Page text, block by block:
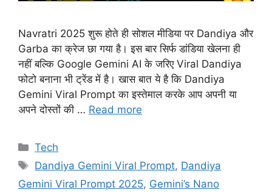
Navratri 2025 शुरू होते ही सोशल मीडिया पर Dandiya और
Garba का क्रेज छा गया है। इस बार सिर्फ डांडिया खेलना ही
नहीं बल्कि Google Gemini AI के जरिए Viral Dandiya
फोटो बनाना भी ट्रेंड में है। खास बात ये है कि Dandiya
Gemini Viral Prompt का इस्तेमाल करके आप अपनी या
अपने दोस्तों की … Read more
Categories
Tech
Tags
Dandiya Gemini Viral Prompt, Dandiya
Gemini Viral Prompt 2025, Gemini’s Nano